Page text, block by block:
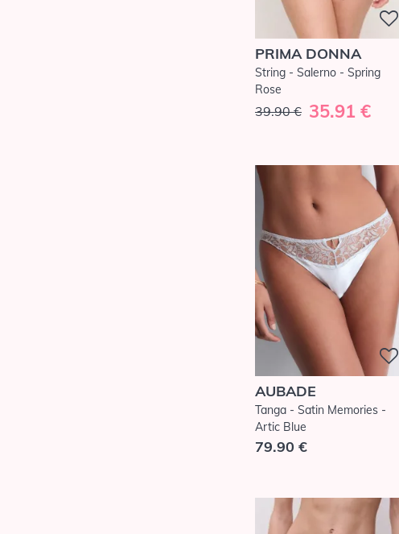
PRIMA DONNA
String - Salerno - Spring
Rose
39.90 € 35.91 €
AUBADE
Tanga - Satin Memories -
Artic Blue
79.90 €